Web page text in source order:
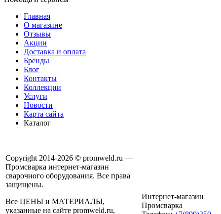
Главная
О магазине
Отзывы
Акции
Доставка и оплата
Бренды
Блог
Контакты
Коллекции
Услуги
Новости
Карта сайта
Каталог
Copyright 2014-2026 © promweld.ru —
Промсварка интернет-магазин
сварочного оборудования. Все права
защищены.
Все ЦЕНЫ и МАТЕРИАЛЫ,
указанные на сайте promweld.ru,
Интернет-магазин
Промсварка